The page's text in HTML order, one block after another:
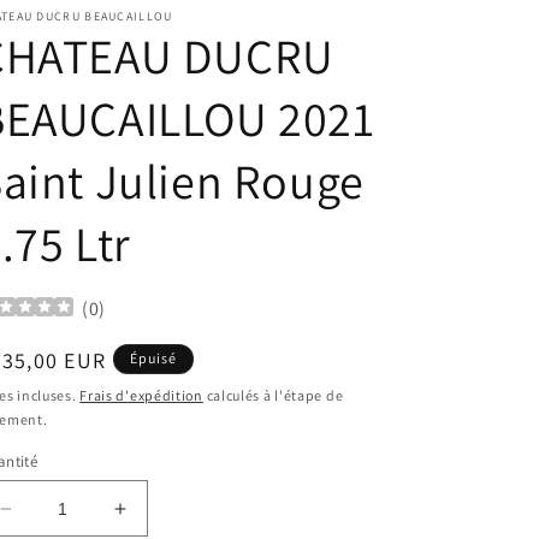
DUCRU BEAUCAILLOU
DUCRU
2021
Julien Rouge
Ltr
(0)
EUR Épuisé
incluses. Frais d'expédition calculés à l'étape de
Réduire
Augmenter